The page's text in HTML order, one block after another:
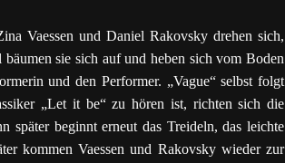
Vaessen und Daniel Rakovsky drehen sich,
sie sich auf und heben sich vom Boden
und den Performer. „Vague“ selbst folgt
„Let it be“ zu hören ist, richten sich die
später beginnt erneut das Treideln, das leichte
kommen Vaessen und Rakovsky wieder zur